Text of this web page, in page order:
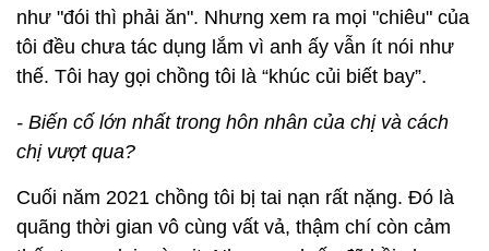
như "đói thì phải ăn". Nhưng xem ra mọi "chiêu" của
tôi đều chưa tác dụng lắm vì anh ấy vẫn ít nói như
thế. Tôi hay gọi chồng tôi là “khúc củi biết bay”.
- Biến cố lớn nhất trong hôn nhân của chị và cách
chị vượt qua?
Cuối năm 2021 chồng tôi bị tai nạn rất nặng. Đó là
quãng thời gian vô cùng vất vả, thậm chí còn cảm